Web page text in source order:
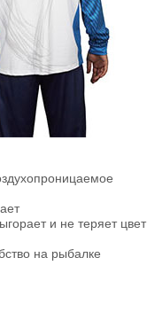
и не теряет цвет
на рыбалке